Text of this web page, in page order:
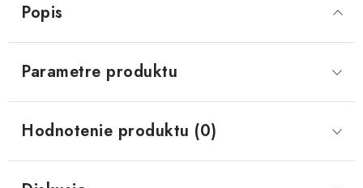
LINHAI 400/500/M550/650
TGB BLADE 600/1000 LT LTX
SEGWAY SNARLER AT6 AT5
Popis
Parametre produktu
Hodnotenie produktu (0)